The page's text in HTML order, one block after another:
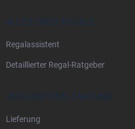
ALLES ÜBER REGALE
Regalassistent
Detaillierter Regal-Ratgeber
VERSAND UND ZAHLUNG
Lieferung